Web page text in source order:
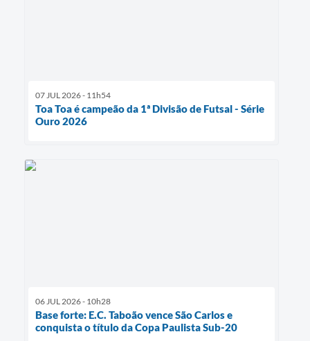
07 JUL 2026 - 11h54
Toa Toa é campeão da 1ª Divisão de Futsal - Série
Ouro 2026
06 JUL 2026 - 10h28
Base forte: E.C. Taboão vence São Carlos e
conquista o título da Copa Paulista Sub-20